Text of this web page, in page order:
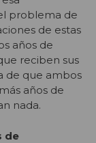
problema de
de estas
años de
reciben sus
de que ambos
años de
nada.
de